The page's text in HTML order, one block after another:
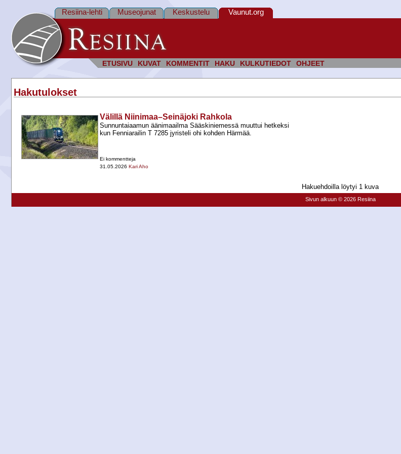
ETUSIVU KUVAT KOMMENTIT HAKU KULKUTIEDOT OHJEET
Resiina-lehti Museojunat Keskustelu Vaunut.org
Hakutulokset
Välillä Niinimaa–Seinäjoki Rahkola
Sunnuntaiaamun äänimaailma Sääskiniemessä muuttui hetkeksi
kun Fenniarailin T 7285 jyristeli ohi kohden Härmää.
Ei kommentteja
31.05.2026 Kari Aho
Hakuehdoilla löytyi 1 kuva
Sivun alkuun © 2026 Resiina